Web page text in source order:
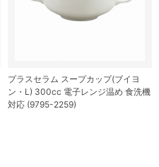
プラスセラム スープカップ(ブイヨ
ン・L) 300cc 電子レンジ温め 食洗機
対応 (9795-2259)